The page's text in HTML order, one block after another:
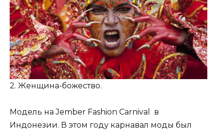
2. Женщина-божество.
Модель на Jember Fashion Carnival в
Индонезии. В этом году карнавал моды был